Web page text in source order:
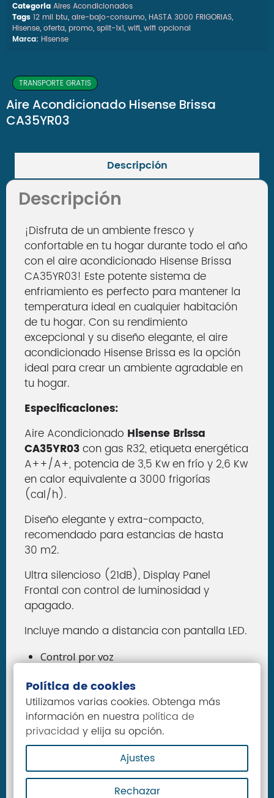
Categoria Aires Acondicionados
Tags 12 mil btu, aire-bajo-consumo, HASTA 3000 FRIGORIAS,
Hisense, oferta, promo, split-1x1, wifi, wifi opcional
Marca: Hisense
TRANSPORTE GRATIS
Aire Acondicionado Hisense Brissa
CA35YR03
Descripción
Descripción
¡Disfruta de un ambiente fresco y
confortable en tu hogar durante todo el año
con el aire acondicionado Hisense Brissa
CA35YR03! Este potente sistema de
enfriamiento es perfecto para mantener la
temperatura ideal en cualquier habitación
de tu hogar. Con su rendimiento
excepcional y su diseño elegante, el aire
acondicionado Hisense Brissa es la opción
ideal para crear un ambiente agradable en
tu hogar.
Especificaciones:
Aire Acondicionado Hisense Brissa
CA35YR03con gas R32, etiqueta energética
A++/A+, potencia de 3,5 Kw en frío y 2,6 Kw
en calor equivalente a 3000 frigorías
(cal/h).
Diseño elegante y extra-compacto,
recomendado para estancias de hasta
30 m2.
Ultra silencioso (21dB), Display Panel
Frontal con control de luminosidad y
apagado.
Incluye mando a distancia con pantalla LED.
Control por voz
3 años de garantia total.
5 años garantia compresor(solo pieza).
Ficha Técnica:
Política de cookies
Utilizamos varias cookies. Obtenga más
información en nuestra política de
privacidad y elija su opción.
Ajustes
Rechazar